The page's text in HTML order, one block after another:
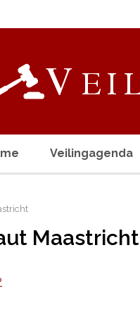
Veilingagenda
Maastricht